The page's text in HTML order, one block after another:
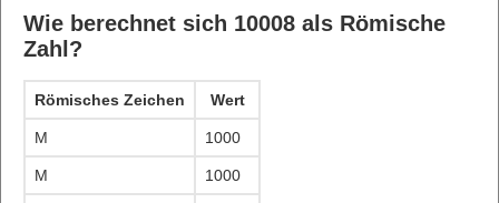
Wie berechnet sich 10008 als Römische
Zahl?
Römisches Zeichen Wert
M 1000
M 1000